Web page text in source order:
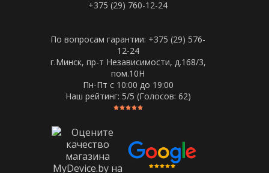
+375 (29) 760-12-24
По вопросам гарантии: +375 (29) 576-
12-24
г.Минск, пр-т Независимости, д.168/3,
пом.10Н
Пн-Пт c 10:00 до 19:00
Наш рейтинг: 5/5 (Голосов: 62)